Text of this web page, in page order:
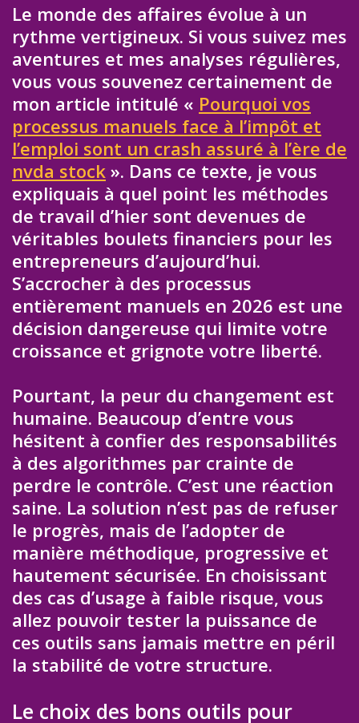
Le monde des affaires évolue à un
rythme vertigineux. Si vous suivez mes
aventures et mes analyses régulières,
vous vous souvenez certainement de
mon article intitulé « Pourquoi vos
processus manuels face à l’impôt et
l’emploi sont un crash assuré à l’ère de
nvda stock ». Dans ce texte, je vous
expliquais à quel point les méthodes
de travail d’hier sont devenues de
véritables boulets financiers pour les
entrepreneurs d’aujourd’hui.
S’accrocher à des processus
entièrement manuels en 2026 est une
décision dangereuse qui limite votre
croissance et grignote votre liberté.
Pourtant, la peur du changement est
humaine. Beaucoup d’entre vous
hésitent à confier des responsabilités
à des algorithmes par crainte de
perdre le contrôle. C’est une réaction
saine. La solution n’est pas de refuser
le progrès, mais de l’adopter de
manière méthodique, progressive et
hautement sécurisée. En choisissant
des cas d’usage à faible risque, vous
allez pouvoir tester la puissance de
ces outils sans jamais mettre en péril
la stabilité de votre structure.
Le choix des bons outils pour